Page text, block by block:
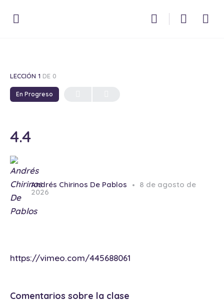
LECCIÓN 1 DE 0
En Progreso
4.4
Andrés Chirinos De Pablos 8 de agosto de
2026
https://vimeo.com/445688061
Comentarios sobre la clase